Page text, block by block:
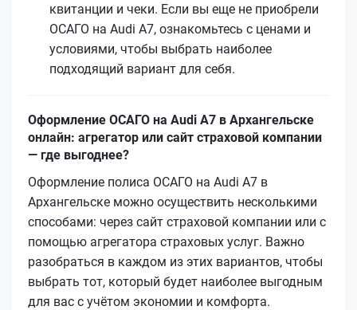
квитанции и чеки. Если вы еще не приобрели
ОСАГО на Audi A7, ознакомьтесь с ценами и
условиями, чтобы выбрать наиболее
подходящий вариант для себя.
Оформление ОСАГО на Audi A7 в Архангельске
онлайн: агрегатор или сайт страховой компании
— где выгоднее?
Оформление полиса ОСАГО на Audi A7 в
Архангельске можно осуществить несколькими
способами: через сайт страховой компании или с
помощью агрегатора страховых услуг. Важно
разобраться в каждом из этих вариантов, чтобы
выбрать тот, который будет наиболее выгодным
для вас с учётом экономии и комфорта.